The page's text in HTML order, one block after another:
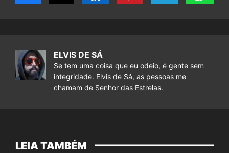
ELVIS DE SÁ
Se tem uma coisa que eu odeio, é gente sem
integridade. Elvis de Sá, as pessoas me
chamam de Senhor das Estrelas.
LEIA TAMBÉM